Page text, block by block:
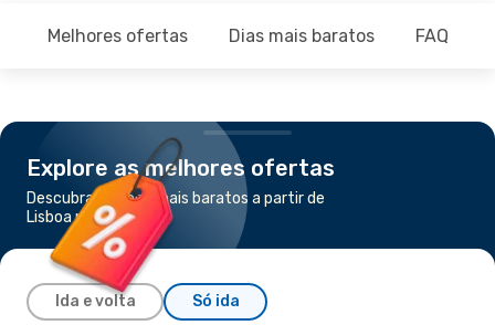
Melhores ofertas Dias mais baratos FAQ
Explore as melhores ofertas
Descubra os voos mais baratos a partir de
Lisboa para Dubai
Ida e volta Só ida